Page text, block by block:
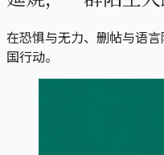
在恐惧与无力、删帖与语
国行动。